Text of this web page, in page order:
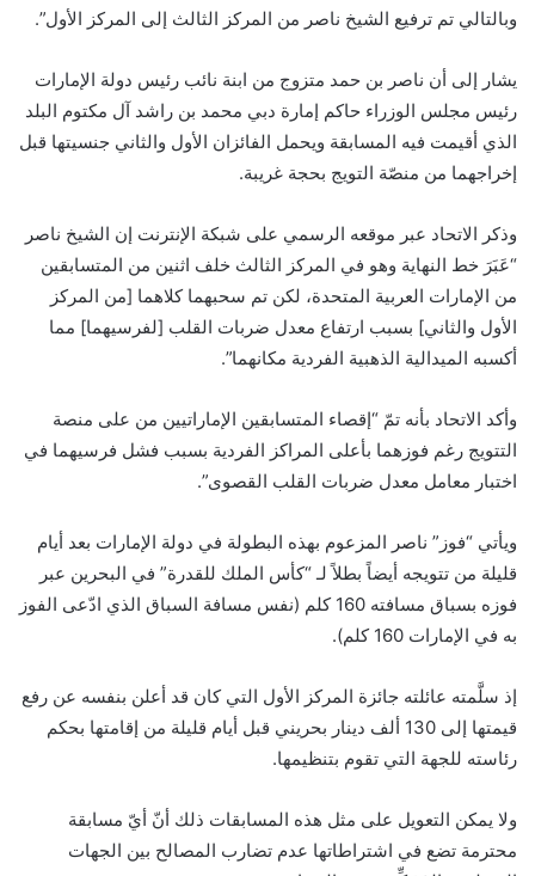
وبالتالي تم ترفيع الشيخ ناصر من المركز الثالث إلى المركز الأول”.
يشار إلى أن ناصر بن حمد متزوج من ابنة نائب رئيس دولة الإمارات
رئيس مجلس الوزراء حاكم إمارة دبي محمد بن راشد آل مكتوم البلد
الذي أقيمت فيه المسابقة ويحمل الفائزان الأول والثاني جنسيتها قبل
إخراجهما من منصّة التويج بحجة غريبة.
وذكر الاتحاد عبر موقعه الرسمي على شبكة الإنترنت إن الشيخ ناصر
“عَبَرَ خط النهاية وهو في المركز الثالث خلف اثنين من المتسابقين
من الإمارات العربية المتحدة، لكن تم سحبهما كلاهما [من المركز
الأول والثاني] بسبب ارتفاع معدل ضربات القلب [لفرسيهما] مما
أكسبه الميدالية الذهبية الفردية مكانهما”.
وأكد الاتحاد بأنه تمّ “إقصاء المتسابقين الإماراتيين من على منصة
التتويج رغم فوزهما بأعلى المراكز الفردية بسبب فشل فرسيهما في
اختبار معامل معدل ضربات القلب القصوى”.
ويأتي “فوز” ناصر المزعوم بهذه البطولة في دولة الإمارات بعد أيام
قليلة من تتويجه أيضاً بطلاً لـ “كأس الملك للقدرة” في البحرين عبر
فوزه بسباق مسافته 160 كلم (نفس مسافة السباق الذي ادّعى الفوز
به في الإمارات 160 كلم).
إذ سلَّمته عائلته جائزة المركز الأول التي كان قد أعلن بنفسه عن رفع
قيمتها إلى 130 ألف دينار بحريني قبل أيام قليلة من إقامتها بحكم
رئاسته للجهة التي تقوم بتنظيمها.
ولا يمكن التعويل على مثل هذه المسابقات ذلك أنّ أيّ مسابقة
محترمة تضع في اشتراطاتها عدم تضارب المصالح بين الجهات